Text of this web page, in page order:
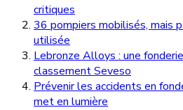
critiques
36 pompiers mobilisés, mais
utilisée
Lebronze Alloys : une
classement Seveso
Prévenir les accidents en
met en lumière